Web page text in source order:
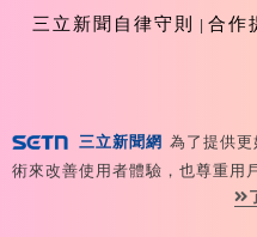
三立新聞自律守則
合作
Copyright ©2026
Reserved 版權所有 盜用必
號 02-
三立新聞網 為了提供
術來改善使用者體驗，也尊重用